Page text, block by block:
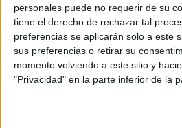
personales puede no requerir de su
tiene el derecho de rechazar tal
preferencias se aplicarán solo a este
sus preferencias o retirar su
momento volviendo a este sitio y
"Privacidad" en la parte inferior de la
Términos y
Aceptolos Términos y